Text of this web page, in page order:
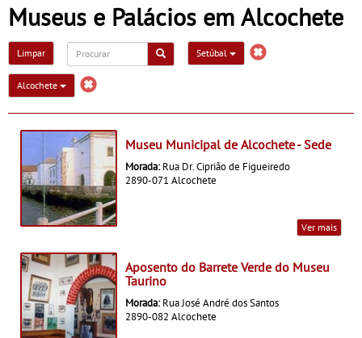
Museus e Palácios em Alcochete
Limpar Setúbal
Alcochete
Museu Municipal de Alcochete - Sede
Morada: Rua Dr. Ciprião de Figueiredo
2890-071 Alcochete
Ver mais
Aposento do Barrete Verde do Museu
Taurino
Morada: Rua José André dos Santos
2890-082 Alcochete